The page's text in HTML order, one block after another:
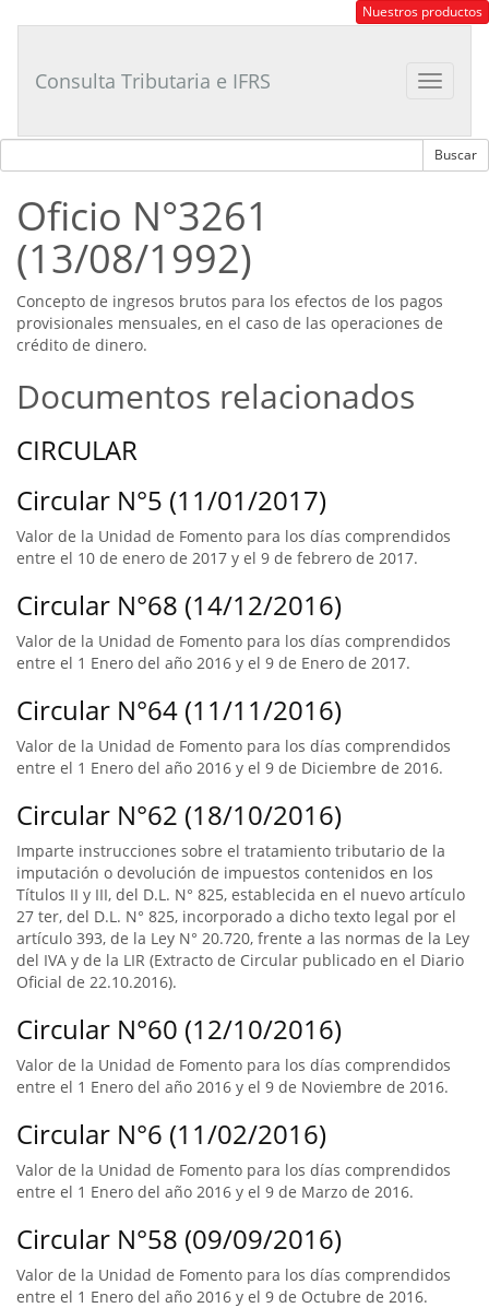
Tributario
Nuestros productos
Toggle
Consulta Tributaria e IFRS
Oficio N°3261
(13/08/1992)
Concepto de ingresos brutos para los efectos de los pagos
provisionales mensuales, en el caso de las operaciones de
crédito de dinero.
Documentos relacionados
CIRCULAR
Circular N°5 (11/01/2017)
Valor de la Unidad de Fomento para los días comprendidos
entre el 10 de enero de 2017 y el 9 de febrero de 2017.
Circular N°68 (14/12/2016)
Valor de la Unidad de Fomento para los días comprendidos
entre el 1 Enero del año 2016 y el 9 de Enero de 2017.
Circular N°64 (11/11/2016)
Valor de la Unidad de Fomento para los días comprendidos
entre el 1 Enero del año 2016 y el 9 de Diciembre de 2016.
Circular N°62 (18/10/2016)
Imparte instrucciones sobre el tratamiento tributario de la
imputación o devolución de impuestos contenidos en los
Títulos II y III, del D.L. N° 825, establecida en el nuevo artículo
27 ter, del D.L. N° 825, incorporado a dicho texto legal por el
artículo 393, de la Ley N° 20.720, frente a las normas de la Ley
del IVA y de la LIR (Extracto de Circular publicado en el Diario
Oficial de 22.10.2016).
Circular N°60 (12/10/2016)
Valor de la Unidad de Fomento para los días comprendidos
entre el 1 Enero del año 2016 y el 9 de Noviembre de 2016.
Circular N°6 (11/02/2016)
Valor de la Unidad de Fomento para los días comprendidos
entre el 1 Enero del año 2016 y el 9 de Marzo de 2016.
Circular N°58 (09/09/2016)
Valor de la Unidad de Fomento para los días comprendidos
entre el 1 Enero del año 2016 y el 9 de Octubre de 2016.